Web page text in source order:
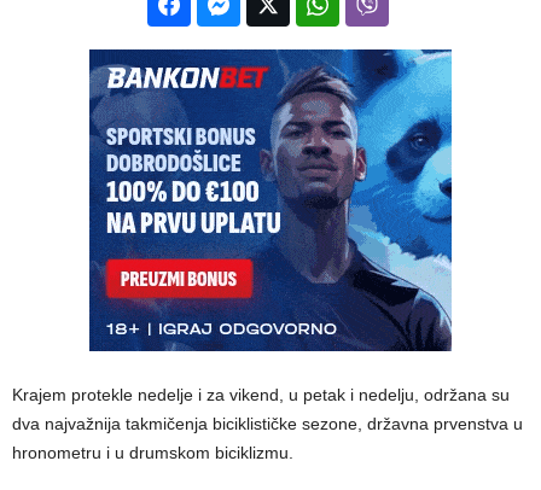
Krajem protekle nedelje i za vikend, u petak i nedelju, održana su
dva najvažnija takmičenja biciklističke sezone, državna prvenstva u
hronometru i u drumskom biciklizmu.